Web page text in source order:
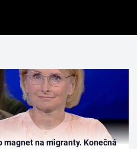
magnet na migranty. Konečná